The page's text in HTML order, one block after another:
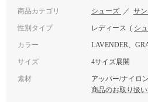
商品カテゴリ シューズ ／ サ
性別タイプ レディース ( シ
カラー LAVENDER、
サイズ 4サイズ展開
素材
アッパー/ナイロ
商品のお取り扱